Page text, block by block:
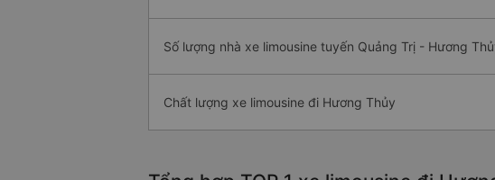
Số lượng nhà xe limousine tuyến Quảng Trị - Hương
Chất lượng xe limousine đi Hương Thủy